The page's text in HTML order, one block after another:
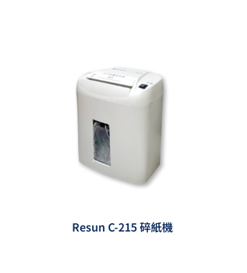
Resun C-215 碎紙機